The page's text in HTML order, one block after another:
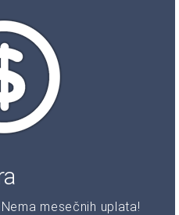
mesečnih uplata!